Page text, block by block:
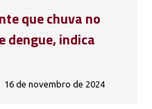
que chuva no
dengue, indica
16 de novembro de 2024